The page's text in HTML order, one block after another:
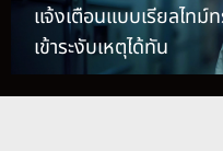
แจ้งเตือนแบบเรียลไทม์
เข้าระงับเหตุได้ทัน